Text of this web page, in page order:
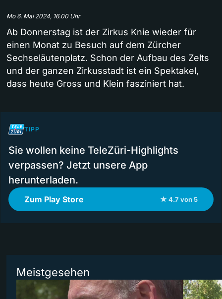
Mo 6. Mai 2024, 16.00 Uhr
Ab Donnerstag ist der Zirkus Knie wieder für
einen Monat zu Besuch auf dem Zürcher
Sechseläutenplatz. Schon der Aufbau des Zelts
und der ganzen Zirkusstadt ist ein Spektakel,
dass heute Gross und Klein fasziniert hat.
TIPP
Sie wollen keine TeleZüri-Highlights
verpassen? Jetzt unsere App
herunterladen.
Zum Play Store ★ 4.7 von 5
Meistgesehen